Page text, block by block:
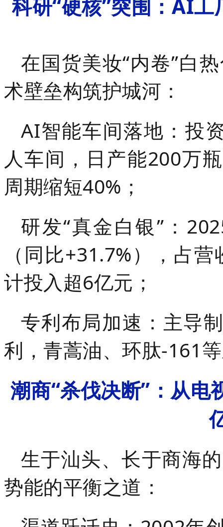
科研“硬核”突围：AI
在国货美妆“内卷”白
术壁垒构筑护城河：
AI智能车间落地：投
人车间，日产能200万
周期缩短40%；
研发“真金白银”：
（同比+31.7%），占
计投入超6亿元；
专利布局加速：主导
利，青蒿油、环肽-161
潮商“杀伐决断”：从电
生于汕头、长于商海
势能的平衡之道：